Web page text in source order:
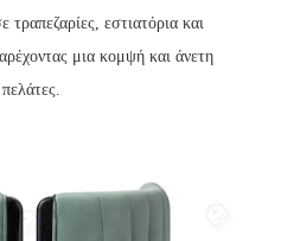
τραπεζαρίες, εστιατόρια και
μια κομψή και άνετη